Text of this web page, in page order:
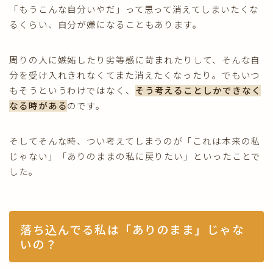
「もうこんな自分いやだ」って思って消えてしまいたくな
るくらい、自分が嫌になることもあります。
周りの人に嫉妬したり劣等感に苛まれたりして、そんな自
分を受け入れきれなくてまた消えたくなったり。でもいつ
もそうというわけではなく、 そう考えることしかできなく
なる時があるのです。
そしてそんな時、つい考えてしまうのが「これは本来の私
じゃない」「ありのままの私に戻りたい」といったことで
した。
落ち込んでる私は「ありのまま」じゃな
いの？